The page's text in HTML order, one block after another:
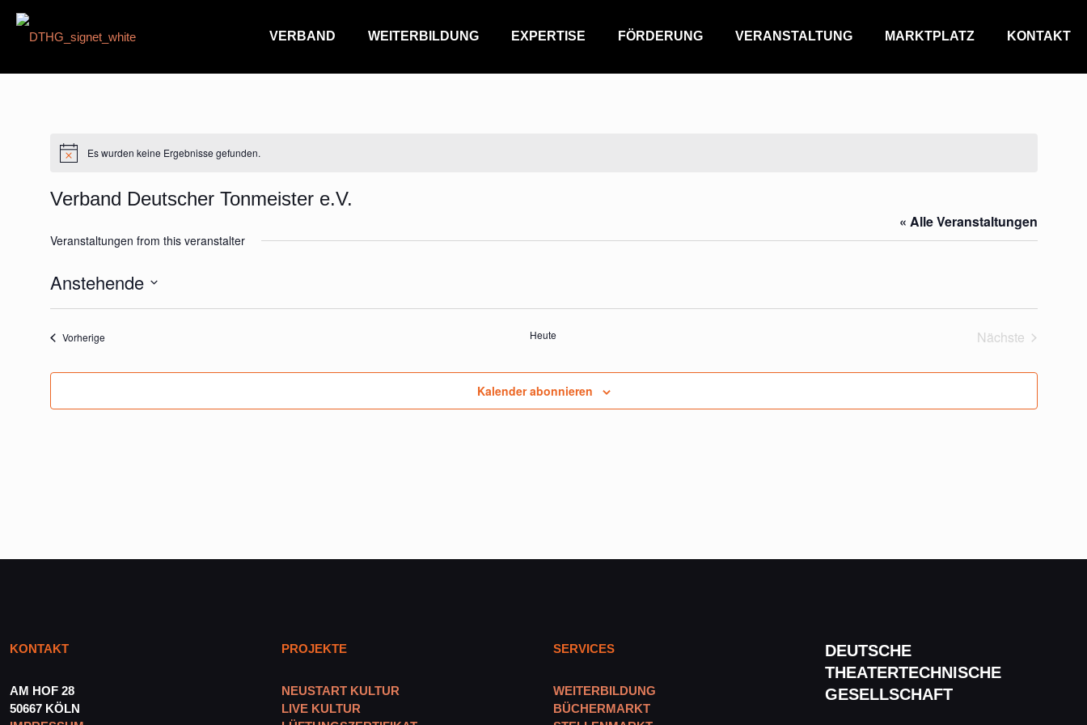
VERBAND WEITERBILDUNG EXPERTISE FÖRDERUNG VERANSTALTUNG MARKTPLATZ KONTAKT
HinweisEs wurden keine Ergebnisse gefunden.
Verband Deutscher Tonmeister e.V.
« Alle Veranstaltungen
Veranstaltungen from this veranstalter
Anstehende
VorherigeVeranstaltungen Heute
Nächste
Kalender abonnieren
KONTAKT
AM HOF 28
50667 KÖLN
PROJEKTE
NEUSTART KULTUR
LIVE KULTUR
SERVICES
WEITERBILDUNG
BÜCHERMARKT
DEUTSCHE
THEATERTECHNISCHE
GESELLSCHAFT